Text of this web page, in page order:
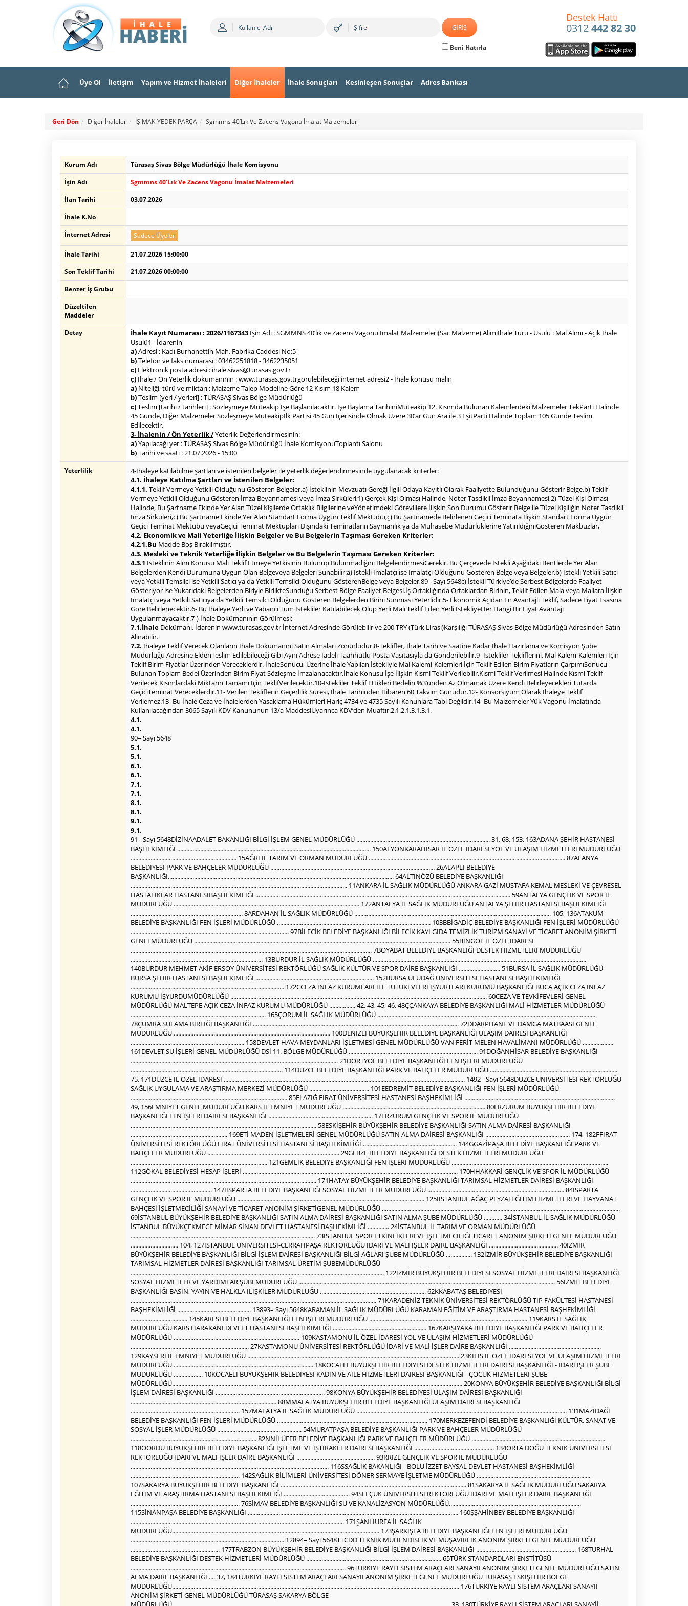
Beni Hatırla
Destek Hattı
0312442 82 30
Üye Ol İletişim Yapım ve Hizmet İhaleleri Diğer İhaleler İhale Sonuçları Kesinleşen Sonuçlar Adres Bankası
Geri Dön Diğer İhaleler İŞ MAK-YEDEK PARÇA Sgmmns 40’Lık Ve Zacens Vagonu İmalat Malzemeleri
Kurum Adı
Türasaş Sivas Bölge Müdürlüğü İhale Komisyonu
İşin Adı
Sgmmns 40’Lık Ve Zacens Vagonu İmalat Malzemeleri
İlan Tarihi
03.07.2026
İhale K.No
İnternet Adresi
Sadece Üyeler
İhale Tarihi
21.07.2026 15:00:00
Son Teklif Tarihi
21.07.2026 00:00:00
Benzer İş Grubu
Düzeltilen
Maddeler
Detay
İhale Kayıt Numarası : 2026/1167343 İşin Adı : SGMMNS 40’lık ve Zacens Vagonu İmalat Malzemeleri(Sac Malzeme) Alımıİhale Türü - Usulü : Mal Alımı - Açık İhale
Usulü1 - İdarenin
a)Adresi : Kadı Burhanettin Mah. Fabrika Caddesi No:5
b)Telefon ve faks numarası : 03462251818 - 3462235051
c) Elektronik posta adresi : ihale.sivas@turasas.gov.tr
ç) İhale / Ön Yeterlik dokümanının : www.turasas.gov.trgörülebileceği internet adresi2 - İhale konusu malın
a) Niteliği, türü ve miktarı : Malzeme Talep Modeline Göre 12 Kısım 18 Kalem
b)Teslim [yeri / yerleri] : TÜRASAŞ Sivas Bölge Müdürlüğü
c)Teslim [tarihi / tarihleri] : Sözleşmeye Müteakip İşe Başlanılacaktır. İşe Başlama TarihiniMüteakip 12. Kısımda Bulunan Kalemlerdeki Malzemeler TekParti Halinde
45 Günde, Diğer Malzemeler Sözleşmeye Müteakipİlk Partisi 45 Gün İçerisinde Olmak Üzere 30’ar Gün Ara ile 3 EşitParti Halinde Toplam 105 Günde Teslim
Edilecektir.
3- İhalenin / Ön Yeterlik /Yeterlik Değerlendirmesinin:
a)Yapılacağı yer : TÜRASAŞ Sivas Bölge Müdürlüğü İhale KomisyonuToplantı Salonu
b)Tarihi ve saati : 21.07.2026 - 15:00
Yeterlilik
4-İhaleye katılabilme şartları ve istenilen belgeler ile yeterlik değerlendirmesinde uygulanacak kriterler:
4.1. İhaleye Katılma Şartları ve İstenilen Belgeler:
4.1.1. Teklif Vermeye Yetkili Olduğunu Gösteren Belgeler.a) İsteklinin Mevzuatı Gereği İlgili Odaya Kayıtlı Olarak Faaliyette Bulunduğunu Gösterir Belge.b) Teklif
Vermeye Yetkili Olduğunu Gösteren İmza Beyannamesi veya İmza Sirküleri;1) Gerçek Kişi Olması Halinde, Noter Tasdikli İmza Beyannamesi,2) Tüzel Kişi Olması
Halinde, Bu Şartname Ekinde Yer Alan Tüzel Kişilerde Ortaklık Bilgilerine veYönetimdeki Görevlilere İlişkin Son Durumu Gösterir Belge ile Tüzel Kişiliğin Noter Tasdikli
İmza Sirküleri,c) Bu Şartname Ekinde Yer Alan Standart Forma Uygun Teklif Mektubu,ç) Bu Şartnamede Belirlenen Geçici Teminata İlişkin Standart Forma Uygun
Geçici Teminat Mektubu veyaGeçici Teminat Mektupları Dışındaki Teminatların Saymanlık ya da Muhasebe Müdürlüklerine YatırıldığınıGösteren Makbuzlar,
4.2. Ekonomik ve Mali Yeterliğe İlişkin Belgeler ve Bu Belgelerin Taşıması Gereken Kriterler:
4.2.1.Bu Madde Boş Bırakılmıştır.
4.3. Mesleki ve Teknik Yeterliğe İlişkin Belgeler ve Bu Belgelerin Taşıması Gereken Kriterler:
4.3.1 İsteklinin Alım Konusu Malı Teklif Etmeye Yetkisinin Bulunup Bulunmadığını BelgelendirmesiGerekir. Bu Çerçevede İstekli Aşağıdaki Bentlerde Yer Alan
Belgelerden Kendi Durumuna Uygun Olan Belgeveya Belgeleri Sunabilir:a) İstekli İmalatçı ise İmalatçı Olduğunu Gösteren Belge veya Belgeler,b) İstekli Yetkili Satıcı
veya Yetkili Temsilci ise Yetkili Satıcı ya da Yetkili Temsilci Olduğunu GösterenBelge veya Belgeler,89– Sayı 5648c) İstekli Türkiye’de Serbest Bölgelerde Faaliyet
Gösteriyor ise Yukarıdaki Belgelerden Biriyle BirlikteSunduğu Serbest Bölge Faaliyet Belgesi.İş Ortaklığında Ortaklardan Birinin, Teklif Edilen Mala veya Mallara İlişkin
İmalatçı veya Yetkili Satıcıya da Yetkili Temsilci Olduğunu Gösteren Belgelerden Birini Sunması Yeterlidir.5- Ekonomik Açıdan En Avantajlı Teklif, Sadece Fiyat Esasına
Göre Belirlenecektir.6- Bu İhaleye Yerli ve Yabancı Tüm İstekliler Katılabilecek Olup Yerli Malı Teklif Eden Yerli İstekliyeHer Hangi Bir Fiyat Avantajı
Uygulanmayacaktır.7-) İhale Dokümanının Görülmesi:
7.1.İhale Dokümanı, İdarenin www.turasas.gov.tr İnternet Adresinde Görülebilir ve 200 TRY (Türk Lirası)Karşılığı TÜRASAŞ Sivas Bölge Müdürlüğü Adresinden Satın
Alınabilir.
7.2. İhaleye Teklif Verecek Olanların İhale Dokümanını Satın Almaları Zorunludur.8-Teklifler, İhale Tarih ve Saatine Kadar İhale Hazırlama ve Komisyon Şube
Müdürlüğü Adresine EldenTeslim Edilebileceği Gibi Aynı Adrese İadeli Taahhütlü Posta Vasıtasıyla da Gönderilebilir.9- İstekliler Tekliflerini, Mal Kalem-Kalemleri İçin
Teklif Birim Fiyatlar Üzerinden Vereceklerdir. İhaleSonucu, Üzerine İhale Yapılan İstekliyle Mal Kalemi-Kalemleri İçin Teklif Edilen Birim Fiyatların ÇarpımıSonucu
Bulunan Toplam Bedel Üzerinden Birim Fiyat Sözleşme İmzalanacaktır.İhale Konusu İşe İlişkin Kısmi Teklif Verilebilir.Kısmi Teklif Verilmesi Halinde Kısmi Teklif
Verilecek Kısımlardaki Miktarın Tamamı İçin TeklifVerilecektir.10-İstekliler Teklif Ettikleri Bedelin %3’ünden Az Olmamak Üzere Kendi Belirleyecekleri Tutarda
GeçiciTeminat Vereceklerdir.11- Verilen Tekliflerin Geçerlilik Süresi, İhale Tarihinden İtibaren 60 Takvim Günüdür.12- Konsorsiyum Olarak İhaleye Teklif
Verilemez.13- Bu İhale Ceza ve İhalelerden Yasaklama Hükümleri Hariç 4734 ve 4735 Sayılı Kanunlara Tabi Değildir.14- Bu Malzemeler Yük Vagonu İmalatında
Kullanılacağından 3065 Sayılı KDV Kanununun 13/a MaddesiUyarınca KDV’den Muaftır.2.1.2.1.3.1.3.1.
4.1.
4.1.
90– Sayı 5648
5.1.
5.1.
6.1.
6.1.
7.1.
7.1.
8.1.
8.1.
9.1.
9.1.
91– Sayı 5648DİZİNAADALET BAKANLIĞI BİLGİ İŞLEM GENEL MÜDÜRLÜĞÜ ....................................................................................... 31, 68, 153, 163ADANA ŞEHİR HASTANESİ BAŞHEKİMLİĞİ .............................................................................................................................. 150AFYONKARAHİSAR İL ÖZEL İDARESİ YOL VE ULAŞIM HİZMETLERİ MÜDÜRLÜĞÜ ..................................................................... 15AĞRI İL TARIM VE ORMAN MÜDÜRLÜĞÜ ................................................................................................................................ 87ALANYA BELEDİYESİ PARK VE BAHÇELER MÜDÜRLÜĞÜ ........................................................................................................... 26ALAPLI BELEDİYE BAŞKANLIĞI................................................................................................................................................... 64ALTINÖZÜ BELEDİYE BAŞKANLIĞI ............................................................................................................................................. 11ANKARA İL SAĞLIK MÜDÜRLÜĞÜ ANKARA GAZİ MUSTAFA KEMAL MESLEKİ VE ÇEVRESEL HASTALIKLAR HASTANESİBAŞHEKİMLİĞİ ...................................................................................................................................................................... 59ANTALYA GENÇLİK VE SPOR İL MÜDÜRLÜĞÜ ......................................................................................................................... 172ANTALYA İL SAĞLIK MÜDÜRLÜĞÜ ANTALYA ŞEHİR HASTANESİ BAŞHEKİMLİĞİ ......................................................................... 8ARDAHAN İL SAĞLIK MÜDÜRLÜĞÜ ................................................................................................................................ 105, 136ATAKUM BELEDİYE BAŞKANLIĞI FEN İŞLERİ MÜDÜRLÜĞÜ .................................................................................................... 103BBİGADİÇ BELEDİYE BAŞKANLIĞI FEN İŞLERİ MÜDÜRLÜĞÜ ....................................................................................................... 97BİLECİK BELEDİYE BAŞKANLIĞI BİLECİK KAYI GIDA TEMİZLİK TURİZM SANAYİ VE TİCARET ANONİM ŞİRKETİ GENELMÜDÜRLÜĞÜ ....................................................................................................................................................................... 55BİNGÖL İL ÖZEL İDARESİ ............................................................................................................................................................. 7BOYABAT BELEDİYE BAŞKANLIĞI DESTEK HİZMETLERİ MÜDÜRLÜĞÜ ...................................................................................... 13BURDUR İL SAĞLIK MÜDÜRLÜĞÜ ........................................................................................................................................... 140BURDUR MEHMET AKİF ERSOY ÜNİVERSİTESİ REKTÖRLÜĞÜ SAĞLIK KÜLTÜR VE SPOR DAİRE BAŞKANLIĞI ........................... 51BURSA İL SAĞLIK MÜDÜRLÜĞÜ BURSA ŞEHİR HASTANESİ BAŞHEKİMLİĞİ ............................................................................. 152BURSA ULUDAĞ ÜNİVERSİTESİ HASTANESİ BAŞHEKİMLİĞİ .................................................................................................... 172CCEZA İNFAZ KURUMLARI İLE TUTUKEVLERİ İŞYURTLARI KURUMU BAŞKANLIĞI BUCA AÇIK CEZA İNFAZ KURUMU İŞYURDUMÜDÜRLÜĞÜ ....................................................................................................................................................................... 60CEZA VE TEVKİFEVLERİ GENEL MÜDÜRLÜĞÜ MALTEPE AÇIK CEZA İNFAZ KURUMU MÜDÜRLÜĞÜ ................. 42, 43, 45, 46, 48ÇÇANKAYA BELEDİYE BAŞKANLIĞI MALİ HİZMETLER MÜDÜRLÜĞÜ ........................................................................................ 165ÇORUM İL SAĞLIK MÜDÜRLÜĞÜ .............................................................................................................................................. 78ÇUMRA SULAMA BİRLİĞİ BAŞKANLIĞI ...................................................................................................................................... 72DDARPHANE VE DAMGA MATBAASI GENEL MÜDÜRLÜĞÜ ...................................................................................................... 100DENİZLİ BÜYÜKŞEHİR BELEDİYE BAŞKANLIĞI ULAŞIM DAİRESİ BAŞKANLIĞI .......................................................................... 158DEVLET HAVA MEYDANLARI İŞLETMESİ GENEL MÜDÜRLÜĞÜ VAN FERİT MELEN HAVALİMANI MÜDÜRLÜĞÜ .................... 161DEVLET SU İŞLERİ GENEL MÜDÜRLÜĞÜ DSİ 11. BÖLGE MÜDÜRLÜĞÜ .................................................................................... 91DOĞANHİSAR BELEDİYE BAŞKANLIĞI ....................................................................................................................................... 21DÖRTYOL BELEDİYE BAŞKANLIĞI FEN İŞLERİ MÜDÜRLÜĞÜ ................................................................................................... 114DÜZCE BELEDİYE BAŞKANLIĞI PARK VE BAHÇELER MÜDÜRLÜĞÜ ................................................................................... 75, 171DÜZCE İL ÖZEL İDARESİ ............................................................................................................................................................. 1492– Sayı 5648DÜZCE ÜNİVERSİTESİ REKTÖRLÜĞÜ SAĞLIK UYGULAMA VE ARAŞTIRMA MERKEZİ MÜDÜRLÜĞÜ ....................................... 101EEDREMİT BELEDİYE BAŞKANLIĞI FEN İŞLERİ MÜDÜRLÜĞÜ ...................................................................................................... 85ELAZIĞ FIRAT ÜNİVERSİTESİ HASTANESİ BAŞHEKİMLİĞİ .................................................................................................. 49, 156EMNİYET GENEL MÜDÜRLÜĞÜ KARS İL EMNİYET MÜDÜRLÜĞÜ ............................................................................................. 80ERZURUM BÜYÜKŞEHİR BELEDİYE BAŞKANLIĞI FEN İŞLERİ DAİRESİ BAŞKANLIĞI .................................................................... 17ERZURUM GENÇLİK VE SPOR İL MÜDÜRLÜĞÜ ......................................................................................................................... 58ESKİŞEHİR BÜYÜKŞEHİR BELEDİYE BAŞKANLIĞI SATIN ALMA DAİRESİ BAŞKANLIĞI ............................................................... 169ETİ MADEN İŞLETMELERİ GENEL MÜDÜRLÜĞÜ SATIN ALMA DAİRESİ BAŞKANLIĞI ....................................................... 174, 182FFIRAT ÜNİVERSİTESİ REKTÖRLÜĞÜ FIRAT ÜNİVERSİTESİ HASTANESİ BAŞHEKİMLİĞİ ............................................................. 144GGAZİPAŞA BELEDİYE BAŞKANLIĞI PARK VE BAHÇELER MÜDÜRLÜĞÜ ...................................................................................... 29GEBZE BELEDİYE BAŞKANLIĞI DESTEK HİZMETLERİ MÜDÜRLÜĞÜ ......................................................................................... 121GEMLİK BELEDİYE BAŞKANLIĞI FEN İŞLERİ MÜDÜRLÜĞÜ ...................................................................................................... 112GÖKAL BELEDİYESİ HESAP İŞLERİ ............................................................................................................................................ 170HHAKKARİ GENÇLİK VE SPOR İL MÜDÜRLÜĞÜ ......................................................................................................................... 171HATAY BÜYÜKŞEHİR BELEDİYE BAŞKANLIĞI TARIMSAL HİZMETLER DAİRESİ BAŞKANLIĞI ..................................................... 147IISPARTA BELEDİYE BAŞKANLIĞI SOSYAL HİZMETLER MÜDÜRLÜĞÜ ......................................................................................... 84ISPARTA GENÇLİK VE SPOR İL MÜDÜRLÜĞÜ .......................................................................................................................... 125İİSTANBUL AĞAÇ PEYZAJ EĞİTİM HİZMETLERİ VE HAYVANAT BAHÇESİ İŞLETMECİLİĞİ SANAYİ VE TİCARET ANONİM ŞİRKETİGENEL MÜDÜRLÜĞÜ ........................................................................................................................................................... 69İSTANBUL BÜYÜKŞEHİR BELEDİYE BAŞKANLIĞI SATIN ALMA DAİRESİ BAŞKANLIĞI SATIN ALMA ŞUBE MÜDÜRLÜĞÜ ............ 34İSTANBUL İL SAĞLIK MÜDÜRLÜĞÜ İSTANBUL BÜYÜKÇEKMECE MİMAR SİNAN DEVLET HASTANESİ BAŞHEKİMLİĞİ .............. 24İSTANBUL İL TARIM VE ORMAN MÜDÜRLÜĞÜ ........................................................................................................................ 73İSTANBUL SPOR ETKİNLİKLERİ VE İŞLETMECİLİĞİ TİCARET ANONİM ŞİRKETİ GENEL MÜDÜRLÜĞÜ ............................... 104, 127İSTANBUL ÜNİVERSİTESİ-CERRAHPAŞA REKTÖRLÜĞÜ İDARİ VE MALİ İŞLER DAİRE BAŞKANLIĞI ............................................. 40İZMİR BÜYÜKŞEHİR BELEDİYE BAŞKANLIĞI BİLGİ İŞLEM DAİRESİ BAŞKANLIĞI BİLGİ AĞLARI ŞUBE MÜDÜRLÜĞÜ ................. 132İZMİR BÜYÜKŞEHİR BELEDİYE BAŞKANLIĞI TARIMSAL HİZMETLER DAİRESİ BAŞKANLIĞI TARIMSAL ÜRETİM ŞUBEMÜDÜRLÜĞÜ ..................................................................................................................................................................... 122İZMİR BÜYÜKŞEHİR BELEDİYESİ SOSYAL HİZMETLERİ DAİRESİ BAŞKANLIĞI SOSYAL HİZMETLER VE YARDIMLAR ŞUBEMÜDÜRLÜĞÜ ....................................................................................................................................................................... 56İZMİT BELEDİYE BAŞKANLIĞI BASIN, YAYIN VE HALKLA İLİŞKİLER MÜDÜRLÜĞÜ ..................................................................... 62KKABATAŞ BELEDİYESİ ................................................................................................................................................................ 71KARADENİZ TEKNİK ÜNİVERSİTESİ REKTÖRLÜĞÜ TIP FAKÜLTESİ HASTANESİ BAŞHEKİMLİĞİ ..................................